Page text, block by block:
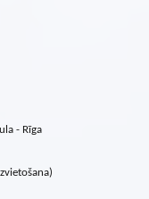
- Rīga